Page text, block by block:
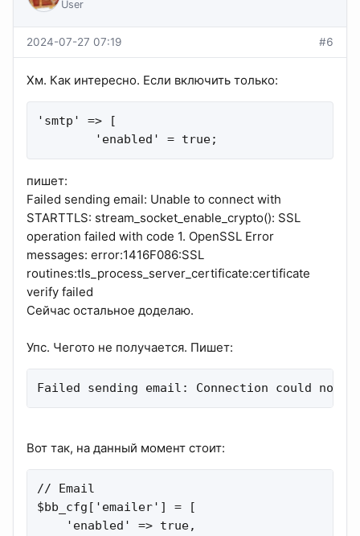
User
2024-07-27 07:19 #6
Хм. Как интересно. Если включить только:
'smtp' => [
        'enabled' = true;
пишет:
Failed sending email: Unable to connect with
STARTTLS: stream_socket_enable_crypto(): SSL
operation failed with code 1. OpenSSL Error
messages: error:1416F086:SSL
routines:tls_process_server_certificate:certificate
verify failed
Сейчас остальное доделаю.
Упс. Чегото не получается. Пишет:
Failed sending email: Connection could not
Вот так, на данный момент стоит:
// Email
$bb_cfg['emailer'] = [
    'enabled' => true,